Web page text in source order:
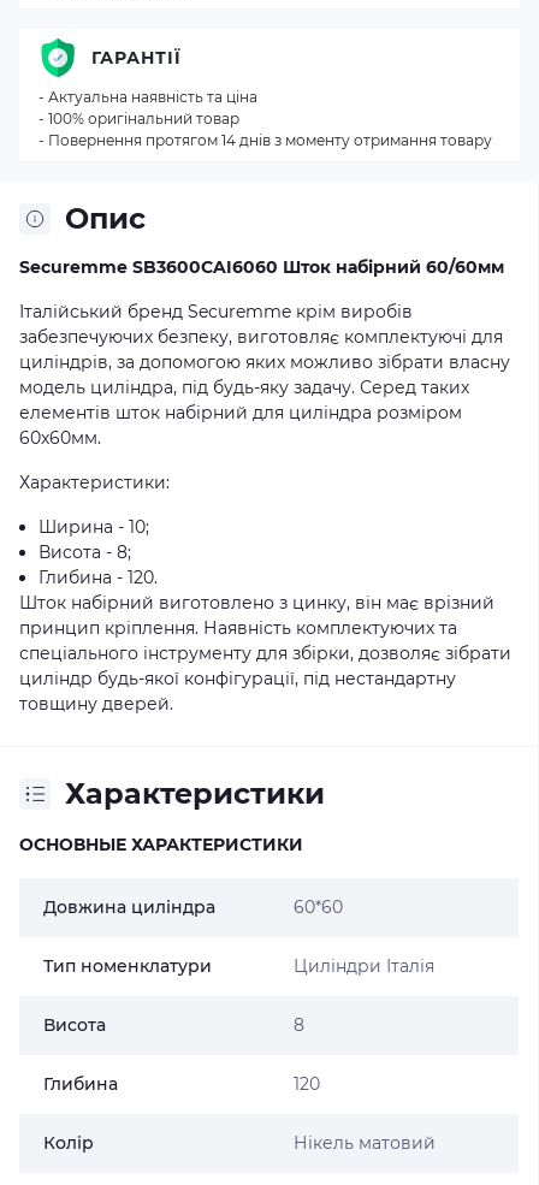
Опис
Securemme SB3600CAI6060 Шток набірний 60/60мм
Італійський бренд Securemme крім виробів
забезпечуючих безпеку, виготовляє комплектуючі для
циліндрів, за допомогою яких можливо зібрати власну
модель циліндра, під будь-яку задачу. Серед таких
елементів шток набірний для циліндра розміром
60х60мм.
Характеристики:
Ширина - 10;
Висота - 8;
Глибина - 120.
Шток набірний виготовлено з цинку, він має врізний
принцип кріплення. Наявність комплектуючих та
спеціального інструменту для збірки, дозволяє зібрати
циліндр будь-якої конфігурації, під нестандартну
товщину дверей.
Характеристики
ОСНОВНЫЕ ХАРАКТЕРИСТИКИ
Довжина циліндра 60*60
Тип номенклатури Циліндри Італія
Висота 8
Глибина 120
Колір Нікель матовий
ГАРАНТІЇ
- Актуальна наявність та ціна
- 100% оригінальний товар
- Повернення протягом 14 днів з моменту отримання товару